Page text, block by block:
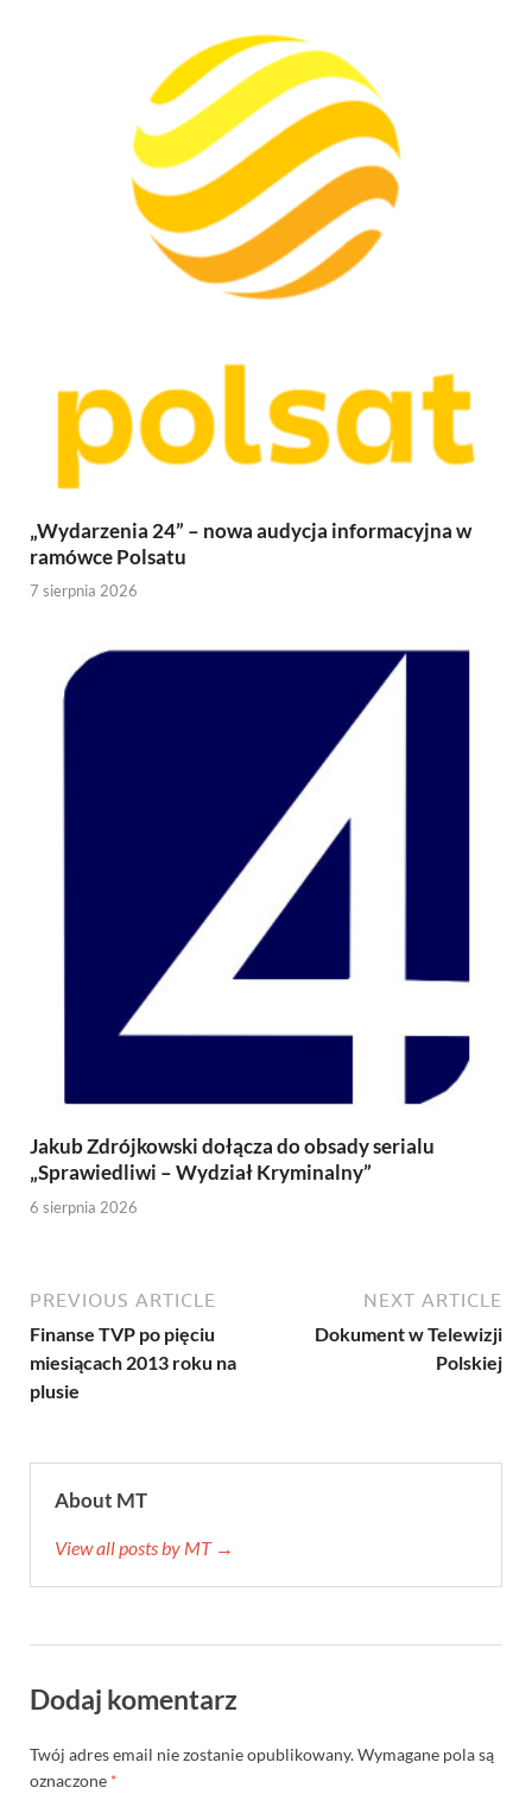
„Wydarzenia 24” – nowa audycja informacyjna w
ramówce Polsatu
7 sierpnia 2026
Jakub Zdrójkowski dołącza do obsady serialu
„Sprawiedliwi – Wydział Kryminalny”
6 sierpnia 2026
PREVIOUS ARTICLE
Finanse TVP po pięciu
miesiącach 2013 roku na
plusie
NEXT ARTICLE
Dokument w Telewizji
Polskiej
About MT
View all posts by MT →
Dodaj komentarz
Twój adres email nie zostanie opublikowany.Wymagane pola są
oznaczone *